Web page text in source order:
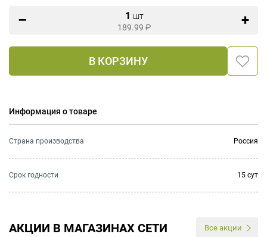
1 шт
189.99 ₽
В КОРЗИНУ
Информация о товаре
Страна производства Россия
Cрок годности 15 сут
АКЦИИ В МАГАЗИНАХ СЕТИ Все акции